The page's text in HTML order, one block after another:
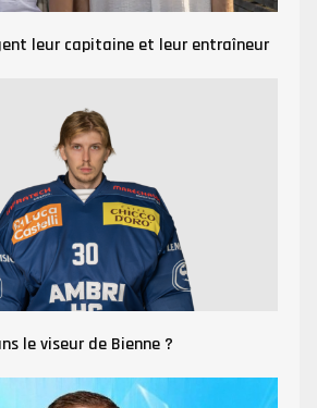
leur capitaine et leur entraîneur
le viseur de Bienne ?